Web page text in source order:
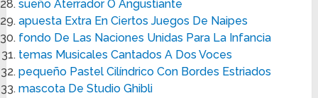
sueño Aterrador O Angustiante
apuesta Extra En Ciertos Juegos De Naipes
fondo De Las Naciones Unidas Para La Infancia
temas Musicales Cantados A Dos Voces
pequeño Pastel Cilíndrico Con Bordes Estriados
mascota De Studio Ghibli